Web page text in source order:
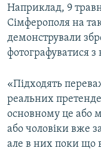
Наприклад, 9
Сімферополя на
демонстрували
фотографуватися з
«Підходять
реальних
основному це або
або чоловіки вже
але в них поки що